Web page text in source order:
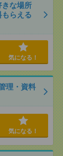
きな場所
らえる
気になる！
理・資料
気になる！